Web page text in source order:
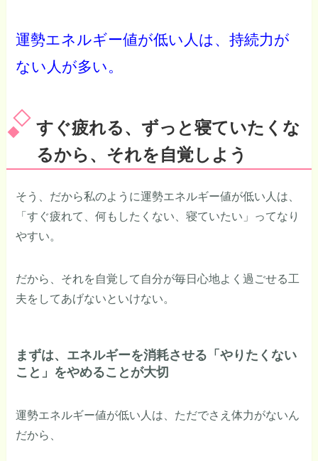
運勢エネルギー値が低い人は、持続力が
ない人が多い。
すぐ疲れる、ずっと寝ていたくな
るから、それを自覚しよう
そう、だから私のように運勢エネルギー値が低い人は、
「すぐ疲れて、何もしたくない、寝ていたい」ってなり
やすい。
だから、それを自覚して自分が毎日心地よく過ごせる工
夫をしてあげないといけない。
まずは、エネルギーを消耗させる「やりたくない
こと」をやめることが大切
運勢エネルギー値が低い人は、ただでさえ体力がないん
だから、